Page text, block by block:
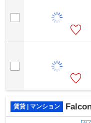
賃貸 | マンション